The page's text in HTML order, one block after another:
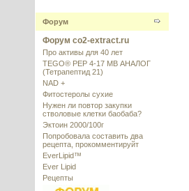
Форум
Форум co2-extract.ru
Про активы для 40 лет
TEGO® PEP 4-17 MB АНАЛОГ
(Тетрапептид 21)
NAD +
Фитостеролы сухие
Нужен ли повтор закупки
стволовые клетки баобаба?
Эктоин 2000/100г
Попробовала составить два
рецепта, прокомментируйт
EverLipid™
Ever Lipid
Рецепты